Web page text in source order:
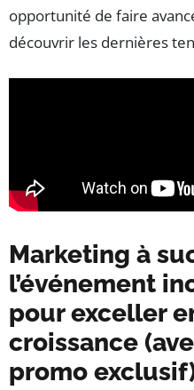
opportunité de faire
découvrir les dernières
Marketing à
l’événement
pour exceller
croissance
promo